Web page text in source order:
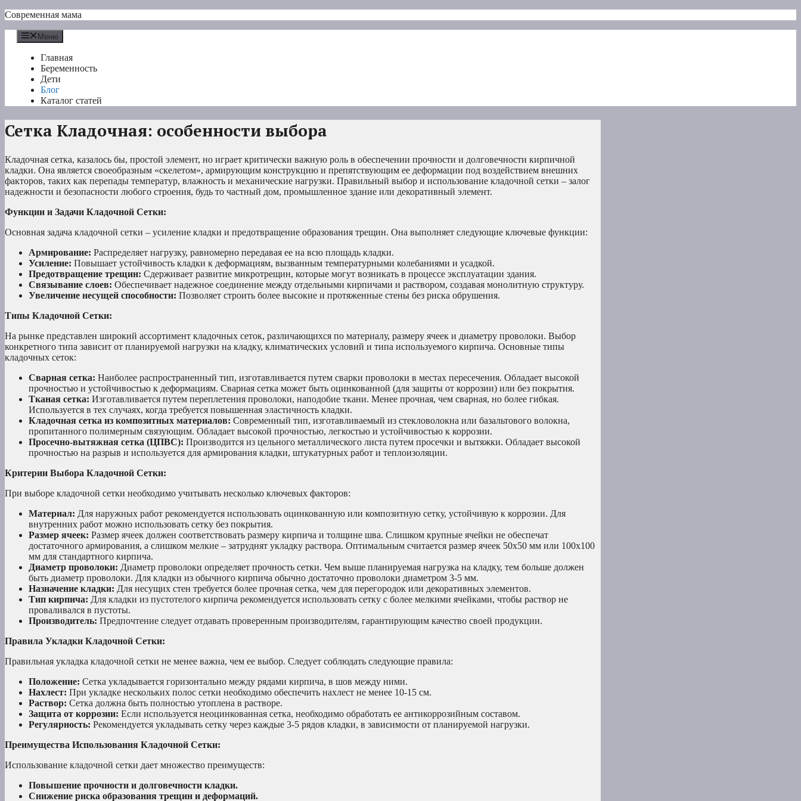
Перейти
содержимому
Современная мама
Меню
Главная
Беременность
Дети
Блог
Каталог статей
Сетка Кладочная: особенности выбора
Кладочная сетка, казалось бы, простой элемент, но играет критически важную роль в обеспечении прочности и долговечности кирпичной
кладки. Она является своеобразным «скелетом», армирующим конструкцию и препятствующим ее деформации под воздействием внешних
факторов, таких как перепады температур, влажность и механические нагрузки. Правильный выбор и использование кладочной сетки – залог
надежности и безопасности любого строения, будь то частный дом, промышленное здание или декоративный элемент.
Функции и Задачи Кладочной Сетки:
Основная задача кладочной сетки – усиление кладки и предотвращение образования трещин. Она выполняет следующие ключевые функции:
Армирование: Распределяет нагрузку, равномерно передавая ее на всю площадь кладки.
Усиление: Повышает устойчивость кладки к деформациям, вызванным температурными колебаниями и усадкой.
Предотвращение трещин: Сдерживает развитие микротрещин, которые могут возникать в процессе эксплуатации здания.
Связывание слоев: Обеспечивает надежное соединение между отдельными кирпичами и раствором, создавая монолитную структуру.
Увеличение несущей способности: Позволяет строить более высокие и протяженные стены без риска обрушения.
Типы Кладочной Сетки:
На рынке представлен широкий ассортимент кладочных сеток, различающихся по материалу, размеру ячеек и диаметру проволоки. Выбор
конкретного типа зависит от планируемой нагрузки на кладку, климатических условий и типа используемого кирпича. Основные типы
кладочных сеток:
Сварная сетка: Наиболее распространенный тип, изготавливается путем сварки проволоки в местах пересечения. Обладает высокой
прочностью и устойчивостью к деформациям. Сварная сетка может быть оцинкованной (для защиты от коррозии) или без покрытия.
Тканая сетка: Изготавливается путем переплетения проволоки, наподобие ткани. Менее прочная, чем сварная, но более гибкая.
Используется в тех случаях, когда требуется повышенная эластичность кладки.
Кладочная сетка из композитных материалов: Современный тип, изготавливаемый из стекловолокна или базальтового волокна,
пропитанного полимерным связующим. Обладает высокой прочностью, легкостью и устойчивостью к коррозии.
Просечно-вытяжная сетка (ЦПВС): Производится из цельного металлического листа путем просечки и вытяжки. Обладает высокой
прочностью на разрыв и используется для армирования кладки, штукатурных работ и теплоизоляции.
Критерии Выбора Кладочной Сетки:
При выборе кладочной сетки необходимо учитывать несколько ключевых факторов:
Материал: Для наружных работ рекомендуется использовать оцинкованную или композитную сетку, устойчивую к коррозии. Для
внутренних работ можно использовать сетку без покрытия.
Размер ячеек: Размер ячеек должен соответствовать размеру кирпича и толщине шва. Слишком крупные ячейки не обеспечат
достаточного армирования, а слишком мелкие – затруднят укладку раствора. Оптимальным считается размер ячеек 50х50 мм или 100х100
мм для стандартного кирпича.
Диаметр проволоки: Диаметр проволоки определяет прочность сетки. Чем выше планируемая нагрузка на кладку, тем больше должен
быть диаметр проволоки. Для кладки из обычного кирпича обычно достаточно проволоки диаметром 3-5 мм.
Назначение кладки: Для несущих стен требуется более прочная сетка, чем для перегородок или декоративных элементов.
Тип кирпича: Для кладки из пустотелого кирпича рекомендуется использовать сетку с более мелкими ячейками, чтобы раствор не
проваливался в пустоты.
Производитель: Предпочтение следует отдавать проверенным производителям, гарантирующим качество своей продукции.
Правила Укладки Кладочной Сетки:
Правильная укладка кладочной сетки не менее важна, чем ее выбор. Следует соблюдать следующие правила:
Положение: Сетка укладывается горизонтально между рядами кирпича, в шов между ними.
Нахлест: При укладке нескольких полос сетки необходимо обеспечить нахлест не менее 10-15 см.
Раствор: Сетка должна быть полностью утоплена в растворе.
Защита от коррозии: Если используется неоцинкованная сетка, необходимо обработать ее антикоррозийным составом.
Регулярность: Рекомендуется укладывать сетку через каждые 3-5 рядов кладки, в зависимости от планируемой нагрузки.
Преимущества Использования Кладочной Сетки:
Использование кладочной сетки дает множество преимуществ:
Повышение прочности и долговечности кладки.
Снижение риска образования трещин и деформаций.